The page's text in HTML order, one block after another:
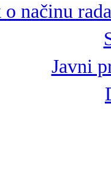
načinu
Javni